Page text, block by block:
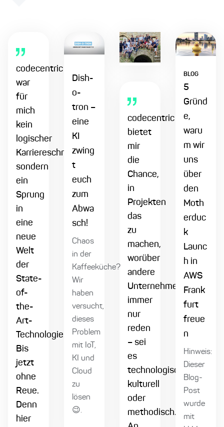
codecentric
war
für
mich
kein
logischer
Karriereschritt,
sondern
ein
Sprung
in
eine
neue
Welt
der
State-
of-
the-
Art-
Technologie.
Bis
jetzt
ohne
Reue.
Denn
hier
Dish-
o-
tron –
eine
KI
zwing
t
euch
zum
Abwa
sch!
Chaos
in der
Kaffeeküche?
Wir
haben
versucht,
dieses
Problem
mit IoT,
KI und
Cloud
zu
lösen
😉.
codecentric
bietet
mir
die
Chance,
in
Projekten
das
zu
machen,
worüber
andere
Unternehmen
immer
nur
reden
– sei
es
technologisch,
kulturell
oder
methodisch.
BLOG
5
Gründ
e,
waru
m wir
uns
über
den
Moth
erduc
k
Launc
h in
AWS
Frank
furt
freue
n
Hinweis:
Dieser
Blog-
Post
wurde
mit